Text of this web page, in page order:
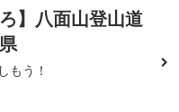
ろ】八面山登山道
もう！